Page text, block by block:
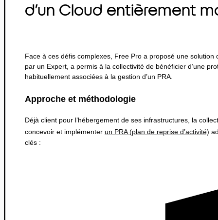
d’un Cloud entièrement
Face à ces défis complexes, Free Pro a proposé une
par un Expert, a permis à la collectivité de bénéficier d’une
habituellement associées à la gestion d’un PRA.
Approche et méthodologie
Déjà client pour l’hébergement de ses infrastructures, la
concevoir et implémenter un PRA (plan de reprise d’activité)
clés :